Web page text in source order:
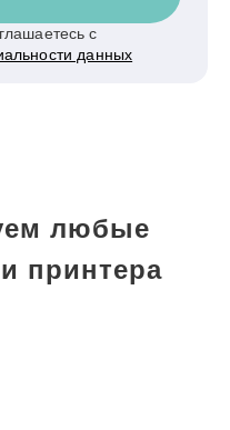
с
данных
любые
принтера